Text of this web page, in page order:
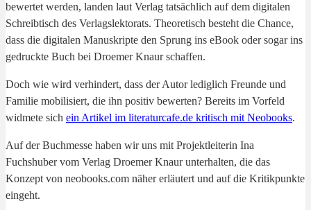
bewertet werden, landen laut Verlag tatsächlich auf dem digitalen
Schreibtisch des Verlagslektorats. Theoretisch besteht die Chance,
dass die digitalen Manuskripte den Sprung ins eBook oder sogar ins
gedruckte Buch bei Droemer Knaur schaffen.
Doch wie wird verhindert, dass der Autor lediglich Freunde und
Familie mobilisiert, die ihn positiv bewerten? Bereits im Vorfeld
widmete sich ein Artikel im literaturcafe.de kritisch mit Neobooks.
Auf der Buchmesse haben wir uns mit Projektleiterin Ina
Fuchshuber vom Verlag Droemer Knaur unterhalten, die das
Konzept von neobooks.com näher erläutert und auf die Kritikpunkte
eingeht.